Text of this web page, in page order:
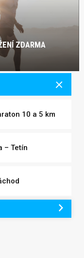
ZDARMA
10 a 5 km
– Tetín